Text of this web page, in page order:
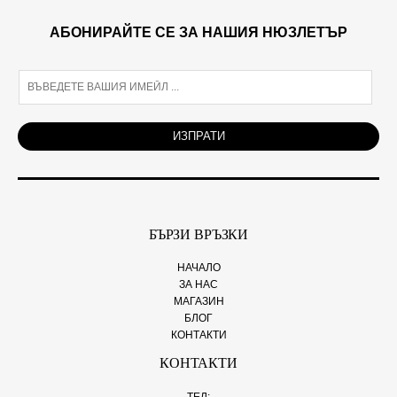
АБОНИРАЙТЕ СЕ ЗА НАШИЯ НЮЗЛЕТЪР
i
l
ИЗПРАТИ
БЪРЗИ ВРЪЗКИ
НАЧАЛО
ЗА НАС
МАГАЗИН
БЛОГ
КОНТАКТИ
КОНТАКТИ